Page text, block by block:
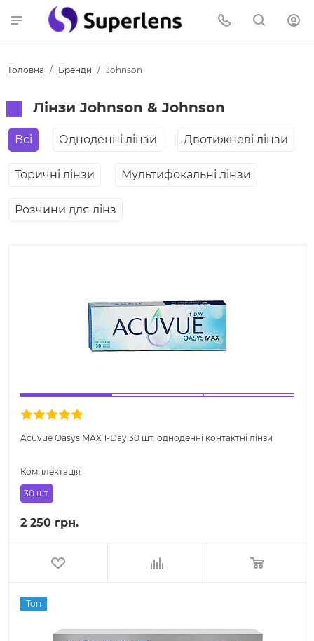
Головна Бренди Johnson
Лінзи Johnson & Johnson
Всі Одноденні лінзи Двотижневі лінзи
Торичні лінзи Мультифокальні лінзи
Розчини для лінз
Acuvue Oasys MAX 1-Day 30 шт. одноденні контактні лінзи
Комплектація
30 шт.
2 250 грн.
Топ